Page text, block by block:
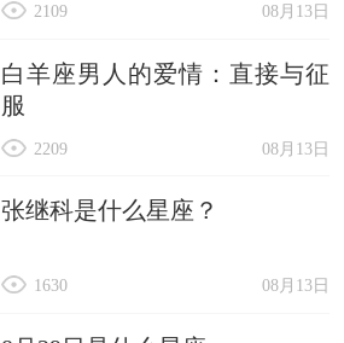
08月13日
2109
白羊座男人的爱情：直接与征
服
08月13日
2209
张继科是什么星座？
08月13日
1630